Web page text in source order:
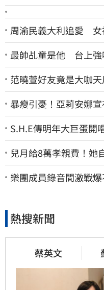
周渝民義大利追愛 女
最帥乩童是他 台上強
范曉萱好友竟是大咖
暴瘦引憂！亞莉安娜
S.H.E傳明年大巨蛋
兒月給8萬孝親費！
原地「傷心不已」
樂團成員錄音間激戰
熱搜新聞
蔡英文